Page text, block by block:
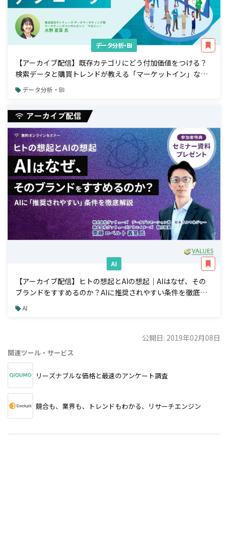
データ分析・BI
【アーカイブ配信】既存カテゴリにどう付加価値をつける？
検索データと購買トレンドが教える「マーケットイン」な商
品開発アプローチ
データ分析・BI
AI
【アーカイブ配信】ヒトの想起とAIの想起｜AIはなぜ、その
ブランドをすすめるのか？AIに推奨されやすい条件を徹底解
説 AI
公開日: 2019年02月08日
関連ツール・サービス
リーズナブルな価格と最速のアンケート調査
競合も、業界も、トレンドもわかる、リサーチエンジン